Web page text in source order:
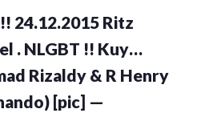
24.12.2015 Ritz
. NLGBT !! Kuy…
Rizaldy & R Henry
[pic] —